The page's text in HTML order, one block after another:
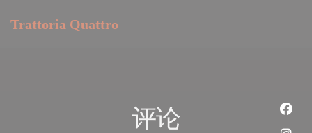
Trattoria Quattro
评论